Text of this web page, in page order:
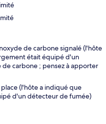
de carbone signalé (l'hôte
était équipé d'un
carbone ; pensez à apporter
(l'hôte a indiqué que
d'un détecteur de fumée)